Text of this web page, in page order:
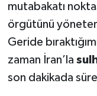
mutabakatı
örgütünü
Geride
zaman İran’la
son dakikada